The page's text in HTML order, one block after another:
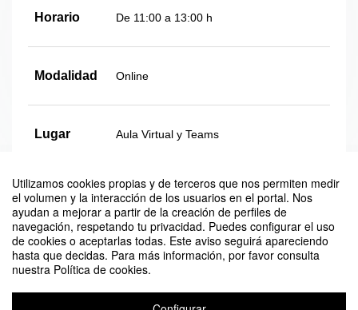
Utilizamos cookies propias y de terceros que nos permiten medir
el volumen y la interacción de los usuarios en el portal. Nos
ayudan a mejorar a partir de la creación de perfiles de
navegación, respetando tu privacidad. Puedes configurar el uso
de cookies o aceptarlas todas. Este aviso seguirá apareciendo
hasta que decidas. Para más información, por favor consulta
nuestra Política de cookies.
Horario De 11:00 a 13:00 h
Modalidad Online
Lugar Aula Virtual y Teams
Plazas Ilimitadas